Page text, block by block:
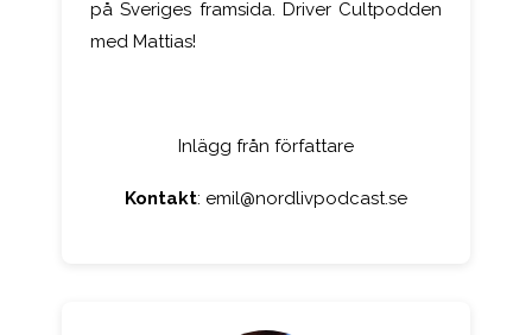
på Sveriges framsida. Driver Cultpodden
med Mattias!
Inlägg från författare
Kontakt: emil@nordlivpodcast.se